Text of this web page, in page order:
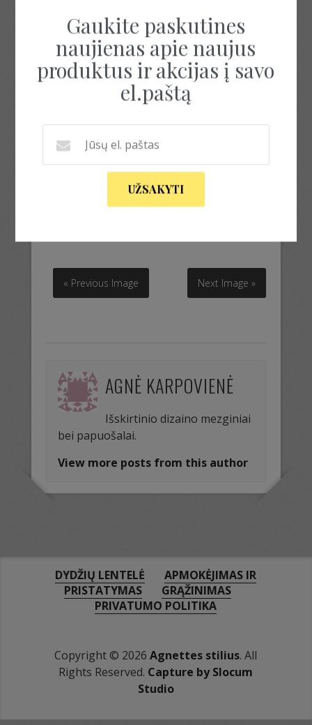
« Previous Image Next Image »
AGNĖ KARPOVIENĖ
Išskirtinio dizaino mezginiai
bei papuošalai.
View more posts from this author
DYDŽIŲ LENTELĖ
APMOKĖJIMAS IR
PRISTATYMAS
GRĄŽINIMAS
PRIVATUMO POLITIKA
Copyright © 2026Agnettes stilius. All
Rights Reserved. Capture by Slocum
Studio
Gaukite paskutines
naujienas apie naujus
produktus ir akcijas į savo
el.paštą
UŽSAKYTI